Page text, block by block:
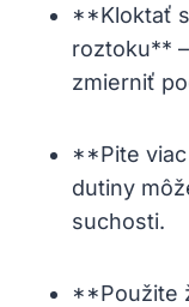
**Kloktať
roztoku**
zmierniť
**Pite
dutiny
suchosti.
**Použite